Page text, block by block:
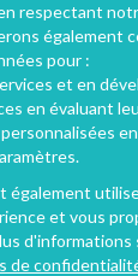
respectant
également
pour :
et en
en évaluant
également
et vous
d'informations
de
- Politique
‐ Tous